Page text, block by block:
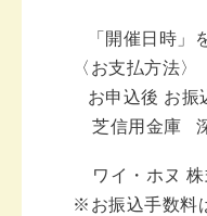
「開催日時」
〈お支払方法〉
お申込後 お振
芝信用金庫
ワイ・ホヌ 株
※お振込手数料